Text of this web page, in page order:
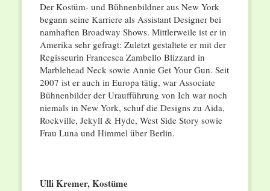
Der Kostüm- und Bühnenbildner aus New York
begann seine Karriere als Assistant Designer bei
namhaften Broadway Shows. Mittlerweile ist er in
Amerika sehr gefragt: Zuletzt gestaltete er mit der
Regisseurin Francesca Zambello Blizzard in
Marblehead Neck sowie Annie Get Your Gun. Seit
2007 ist er auch in Europa tätig, war Associate
Bühnenbilder der Uraufführung von Ich war noch
niemals in New York, schuf die Designs zu Aida,
Rockville, Jekyll & Hyde, West Side Story sowie
Frau Luna und Himmel über Berlin.
Ulli Kremer,Kostüme